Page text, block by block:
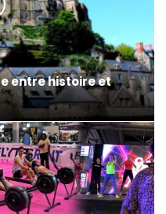
entre histoire et